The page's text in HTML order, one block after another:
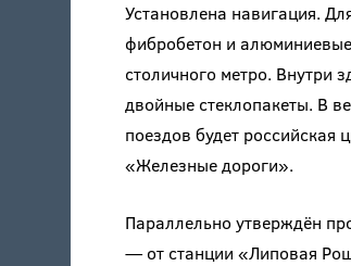
Установлена навигация.
фибробетон и
столичного метро. Внутри
двойные стеклопакеты. В
поездов будет российская
«Железные дороги».
Параллельно утверждён
— от станции «Липовая